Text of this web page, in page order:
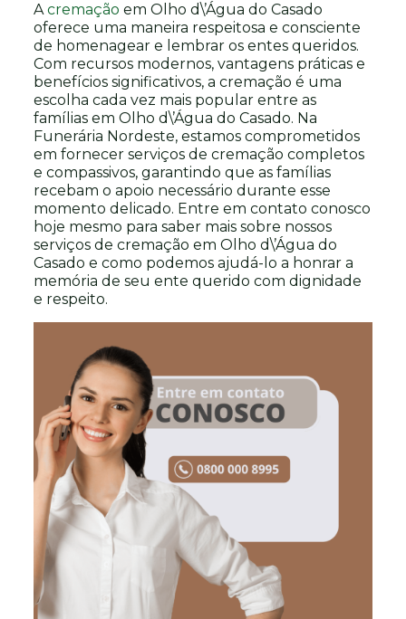
Acremação em Olho d\’Água do Casado
oferece uma maneira respeitosa e consciente
de homenagear e lembrar os entes queridos.
Com recursos modernos, vantagens práticas e
benefícios significativos, a cremação é uma
escolha cada vez mais popular entre as
famílias em Olho d\’Água do Casado. Na
Funerária Nordeste, estamos comprometidos
em fornecer serviços de cremação completos
e compassivos, garantindo que as famílias
recebam o apoio necessário durante esse
momento delicado. Entre em contato conosco
hoje mesmo para saber mais sobre nossos
serviços de cremação em Olho d\’Água do
Casado e como podemos ajudá-lo a honrar a
memória de seu ente querido com dignidade
e respeito.